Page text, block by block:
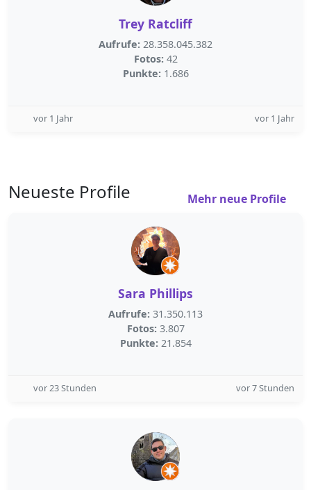
Trey Ratcliff
Aufrufe: 28.358.045.382
Fotos: 42
Punkte: 1.686
vor 1 Jahr vor 1 Jahr
Neueste Profile Mehr neue Profile
Sara Phillips
Aufrufe: 31.350.113
Fotos: 3.807
Punkte: 21.854
vor 23 Stunden vor 7 Stunden